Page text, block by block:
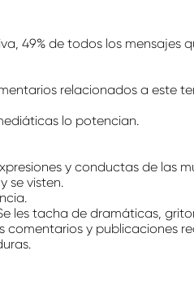
49% de todos los mensajes
relacionados a este
lo potencian.
y conductas de las
se visten.
les tacha de dramáticas,
comentarios y publicaciones